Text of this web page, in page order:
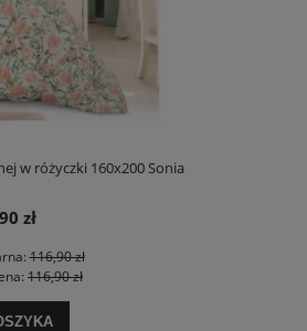
w różyczki 160x200 Sonia
zł
116,90 zł
116,90 zł